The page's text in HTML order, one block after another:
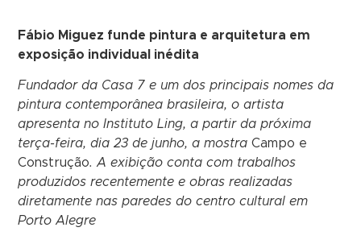
Fábio Miguez funde pintura e arquitetura em
exposição individual inédita
Fundador da Casa 7 e um dos principais nomes da
pintura contemporânea brasileira, o artista
apresenta no Instituto Ling, a partir da próxima
terça-feira, dia 23 de junho, a mostraCampo e
Construção. A exibição conta com trabalhos
produzidos recentemente e obras realizadas
diretamente nas paredes do centro cultural em
Porto Alegre